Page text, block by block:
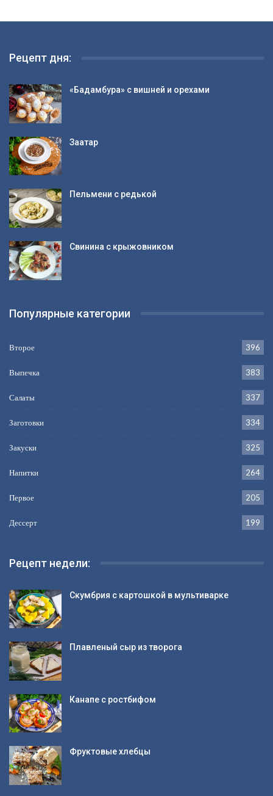
Рецепт дня:
«Бадамбура» с вишней и орехами
Заатар
Пельмени с редькой
Свинина с крыжовником
Популярные категории
Второе 396
Выпечка 383
Салаты 337
Заготовки 334
Закуски 325
Напитки 264
Первое 205
Дессерт 199
Рецепт недели:
Скумбрия с картошкой в мультиварке
Плавленый сыр из творога
Канапе с ростбифом
Фруктовые хлебцы